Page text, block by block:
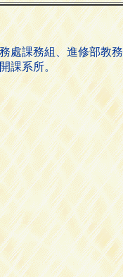
處課務組、進修部教
課系所。